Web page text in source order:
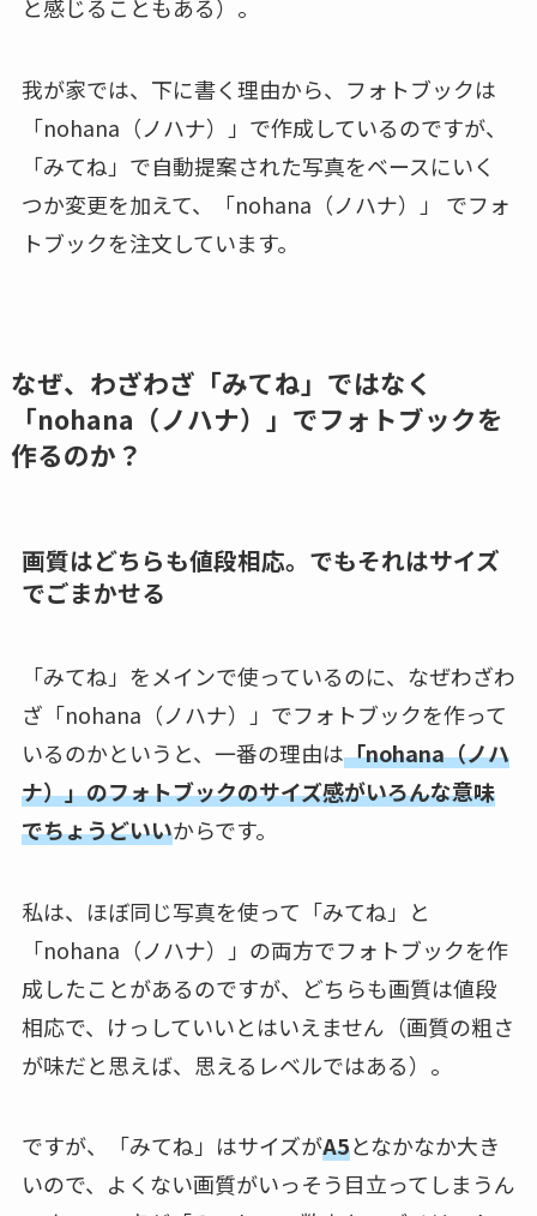
と感じることもある）。
我が家では、下に書く理由から、フォトブックは
「nohana（ノハナ）」で作成しているのですが、
「みてね」で自動提案された写真をベースにいく
つか変更を加えて、「nohana（ノハナ）」 でフォ
トブックを注文しています。
なぜ、わざわざ「みてね」ではなく
「nohana（ノハナ）」でフォトブックを
作るのか？
画質はどちらも値段相応。でもそれはサイズ
でごまかせる
「みてね」をメインで使っているのに、なぜわざわ
ざ「nohana（ノハナ）」でフォトブックを作って
いるのかというと、一番の理由は「nohana（ノハ
ナ）」のフォトブックのサイズ感がいろんな意味
でちょうどいいからです。
私は、ほぼ同じ写真を使って「みてね」と
「nohana（ノハナ）」の両方でフォトブックを作
成したことがあるのですが、どちらも画質は値段
相応で、けっしていいとはいえません（画質の粗さ
が味だと思えば、思えるレベルではある）。
ですが、「みてね」はサイズがA5となかなか大き
いので、よくない画質がいっそう目立ってしまうん